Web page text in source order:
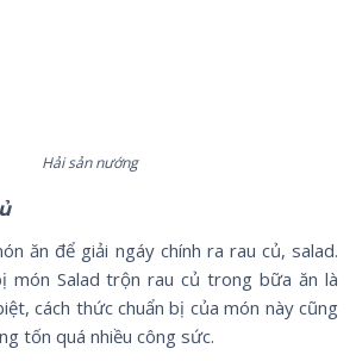
Hải sản nướng
ăn để giải ngáy chính ra rau củ, salad.
món Salad trộn rau củ trong bữa ăn là
cách thức chuẩn bị của món này cũng
tốn quá nhiều công sức.